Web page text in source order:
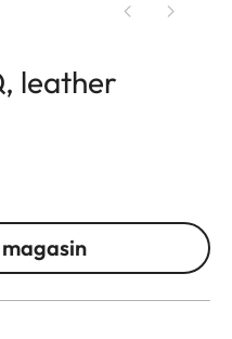
leather